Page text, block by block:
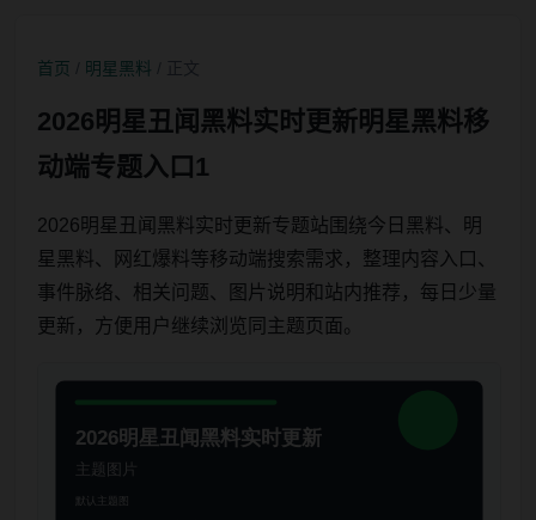
首页 明星黑料
2026明星丑闻黑料实时更新明星黑料移
动端专题入口1
2026明星丑闻黑料实时更新专题站围绕今日黑料、明
星黑料、网红爆料等移动端搜索需求，整理内容入口、
事件脉络、相关问题、图片说明和站内推荐，每日少量
更新，方便用户继续浏览同主题页面。